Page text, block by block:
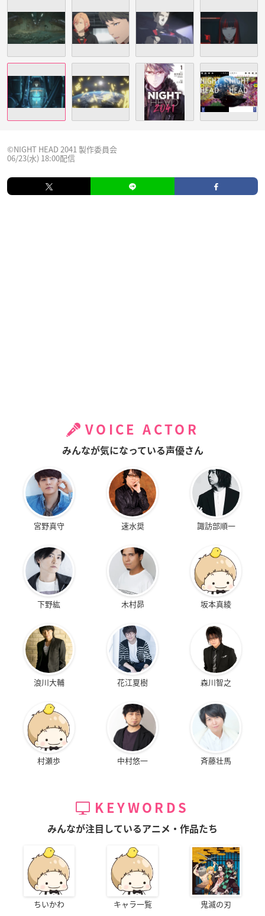
©NIGHT HEAD 2041 製作委員会
06/23(水) 18:00配信
VOICE ACTOR
みんなが気になっている声優さん
宮野真守 速水奨 諏訪部順一
下野紘 木村昴 坂本真綾
浪川大輔 花江夏樹 森川智之
村瀬歩 中村悠一 斉藤壮馬
KEYWORDS
みんなが注目しているアニメ・作品たち
ちいかわ キャラ一覧 鬼滅の刃